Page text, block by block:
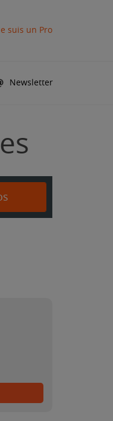
suis un Pro
Newsletter